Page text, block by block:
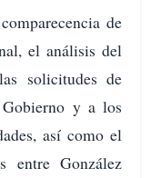
de
el análisis del
solicitudes de
y a los
así como el
entre González